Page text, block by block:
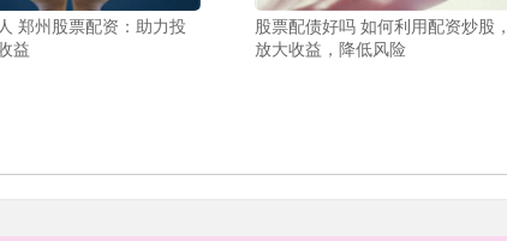
郑州股票配资：助力投
益
股票配债好吗 如何利用配资炒股，
放大收益，降低风险